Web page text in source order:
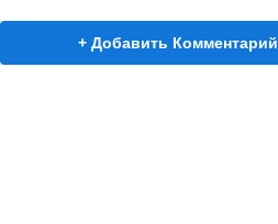
+ Добавить Комментарий